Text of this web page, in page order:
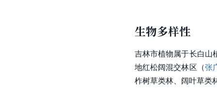
生物多样性
吉林市植物属于长白山
地红松阔混交林区（张
柞树草类林、阔叶草类